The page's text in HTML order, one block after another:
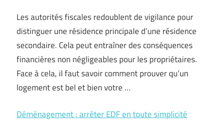
Les autorités fiscales redoublent de vigilance pour
distinguer une résidence principale d’une résidence
secondaire. Cela peut entraîner des conséquences
financières non négligeables pour les propriétaires.
Face à cela, il faut savoir comment prouver qu’un
logement est bel et bien votre …
Déménagement : arrêter EDF en toute simplicité